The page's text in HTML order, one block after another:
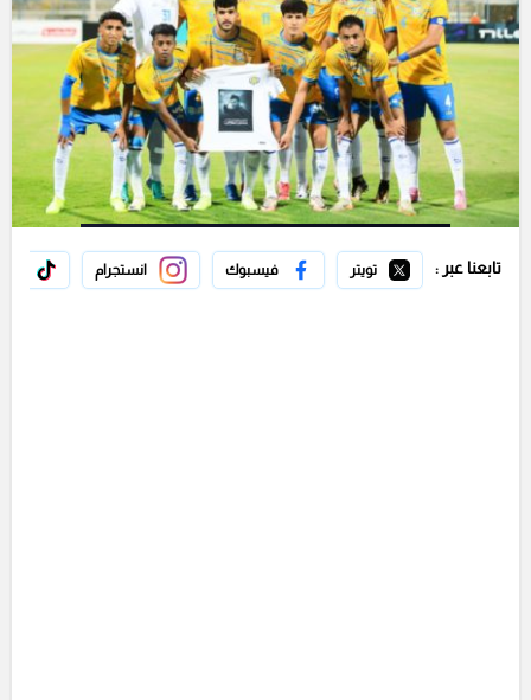
تابعنا عبر : تويتر فيسبوك انستجرام